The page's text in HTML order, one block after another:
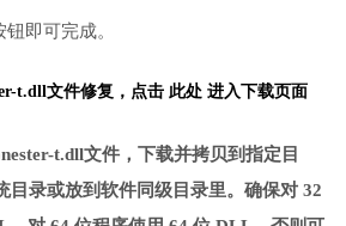
即可完成。
t.dll文件修复， 点击 此处 进入下载页面
t.dll文件，下载并拷贝到指定目
目录或放到软件同级目录里。确保对 32